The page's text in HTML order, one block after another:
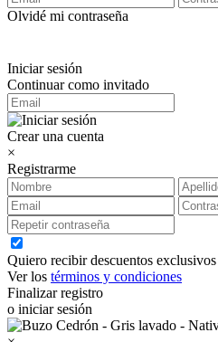
Olvidé mi contraseña
Iniciar sesión
Continuar como invitado
Crear una cuenta
×
Registrarme
Quiero recibir descuentos
Ver los términos y condiciones
Finalizar registro
o iniciar sesión